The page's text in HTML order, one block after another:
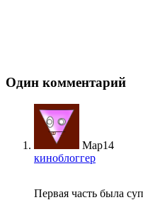
Один комментарий
Мар14
киноблоггер
Первая часть была